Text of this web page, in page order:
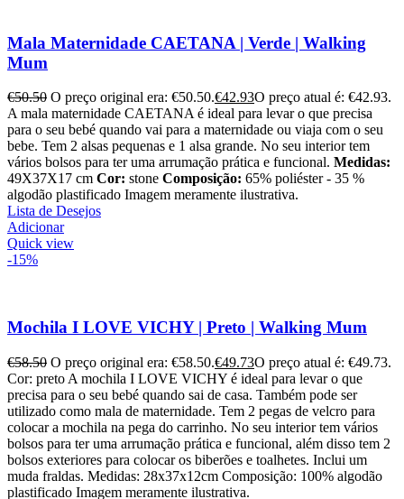
Mala Maternidade CAETANA | Verde | Walking
Mum
€50.50 O preço original era: €50.50.€42.93O preço atual é: €42.93.
A mala maternidade CAETANA é ideal para levar o que precisa
para o seu bebé quando vai para a maternidade ou viaja com o seu
bebe. Tem 2 alsas pequenas e 1 alsa grande. No seu interior tem
vários bolsos para ter uma arrumação prática e funcional. Medidas:
49X37X17 cm Cor: stone Composição: 65% poliéster - 35 %
algodão plastificado Imagem meramente ilustrativa.
Lista de Desejos
Adicionar
Quick view
-15%
Mochila I LOVE VICHY | Preto | Walking Mum
€58.50 O preço original era: €58.50.€49.73O preço atual é: €49.73.
Cor: preto A mochila I LOVE VICHY é ideal para levar o que
precisa para o seu bebé quando sai de casa. Também pode ser
utilizado como mala de maternidade. Tem 2 pegas de velcro para
colocar a mochila na pega do carrinho. No seu interior tem vários
bolsos para ter uma arrumação prática e funcional, além disso tem 2
bolsos exteriores para colocar os biberões e toalhetes. Inclui um
muda fraldas. Medidas: 28x37x12cm Composição: 100% algodão
plastificado Imagem meramente ilustrativa.